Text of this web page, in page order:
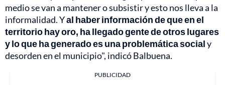
medio se van a mantener o subsistir y esto nos lleva a la
informalidad. Yal haber información de que en el
territorio hay oro, ha llegado gente de otros lugares
y lo que ha generado es una problemática socialy
desorden en el municipio", indicó Balbuena.
PUBLICIDAD